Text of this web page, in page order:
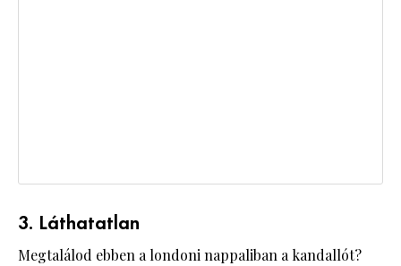
3. Láthatatlan
Megtalálod ebben a londoni nappaliban a kandallót?